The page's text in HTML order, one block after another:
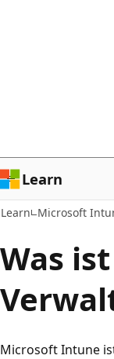
Learn
Learn Microsoft
Was
Microsoft Intune